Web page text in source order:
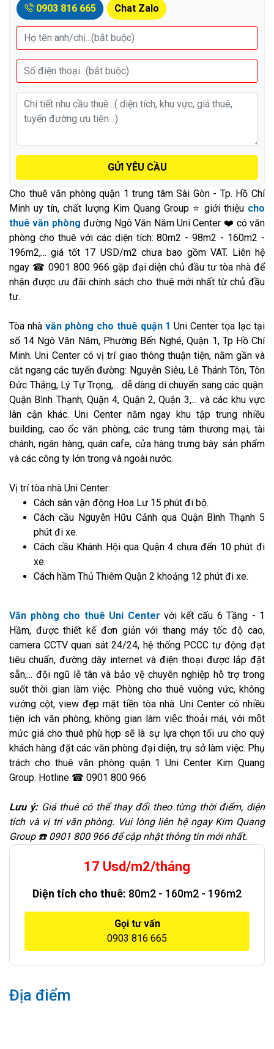
0903 816 665 Chat Zalo
GỬI YÊU CẦU
Cho thuê văn phòng quận 1 trung tâm Sài Gòn - Tp. Hồ Chí
Minh uy tín, chất lượng Kim Quang Group ⭐ giới thiệu cho
thuê văn phòng đường Ngô Văn Năm Uni Center ❤️ có văn
phòng cho thuê với các diện tích: 80m2 - 98m2 - 160m2 -
196m2,... giá tốt 17 USD/m2 chưa bao gồm VAT. Liên hệ
ngay ☎ 0901 800 966 gặp đại diện chủ đầu tư tòa nhà để
nhận được ưu đãi chính sách cho thuê mới nhất từ chủ đầu
tư.
Tòa nhà văn phòng cho thuê quận 1 Uni Center tọa lạc tại
số 14 Ngô Văn Năm, Phường Bến Nghé, Quận 1, Tp Hồ Chí
Minh. Uni Center có vị trí giao thông thuận tiện, nằm gần và
cắt ngang các tuyến đường: Nguyễn Siêu, Lê Thánh Tôn, Tôn
Đức Thắng, Lý Tự Trọng,... dễ dàng di chuyển sang các quận:
Quận Bình Thạnh, Quận 4, Quận 2, Quận 3,... và các khu vực
lân cận khác. Uni Center nằm ngay khu tập trung nhiều
building, cao ốc văn phòng, các trung tâm thương mại, tài
chánh, ngân hàng, quán cafe, cửa hàng trưng bày sản phẩm
và các công ty lớn trong và ngoài nước.
Vị trí tòa nhà Uni Center:
Cách sân vận động Hoa Lư 15 phút đi bộ.
Cách cầu Nguyễn Hữu Cảnh qua Quận Bình Thạnh 5
phút đi xe.
Cách cầu Khánh Hội qua Quận 4 chưa đến 10 phút đi
xe.
Cách hầm Thủ Thiêm Quận 2 khoảng 12 phút đi xe.
Văn phòng cho thuê Uni Center với kết cấu 6 Tầng - 1
Hầm, được thiết kế đơn giản với thang máy tốc độ cao,
camera CCTV quan sát 24/24, hệ thống PCCC tự động đạt
tiêu chuẩn, đường dây internet và điện thoại được lắp đặt
sẵn,... đội ngũ lễ tân và bảo vệ chuyên nghiệp hỗ trợ trong
suốt thời gian làm việc. Phòng cho thuê vuông vức, không
vướng cột, view đẹp mặt tiền tòa nhà. Uni Center có nhiều
tiện ích văn phòng, không gian làm việc thoải mái, với một
mức giá cho thuê phù hợp sẽ là sự lựa chọn tối ưu cho quý
khách hàng đặt các văn phòng đại diện, trụ sở làm việc. Phụ
trách cho thuê văn phòng quận 1 Uni Center Kim Quang
Group. Hotline ☎ 0901 800 966
Lưu ý:Giá thuê có thể thay đổi theo từng thời điểm, diện
tích và vị trí văn phòng. Vui lòng liên hệ ngay Kim Quang
Group ☎️ 0901 800 966 để cập nhật thông tin mới nhất.
17 Usd/m2/tháng
Diện tích cho thuê: 80m2 - 160m2 - 196m2
Gọi tư vấn
0903 816 665
Địa điểm